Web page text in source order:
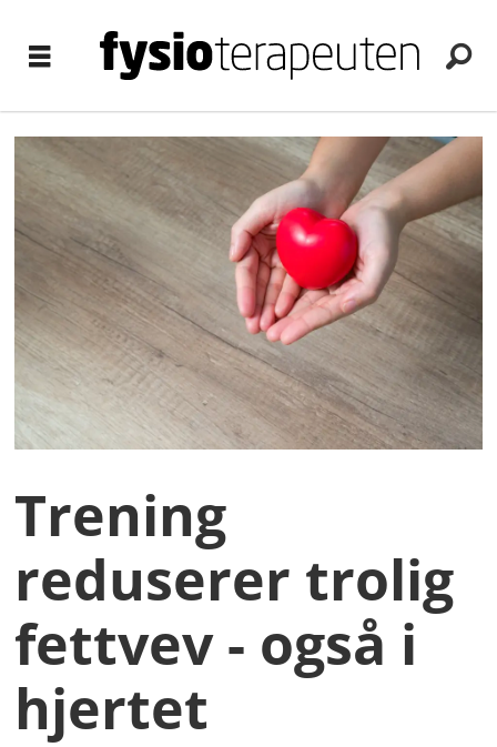
Trening
reduserer trolig
fettvev - også i
hjertet